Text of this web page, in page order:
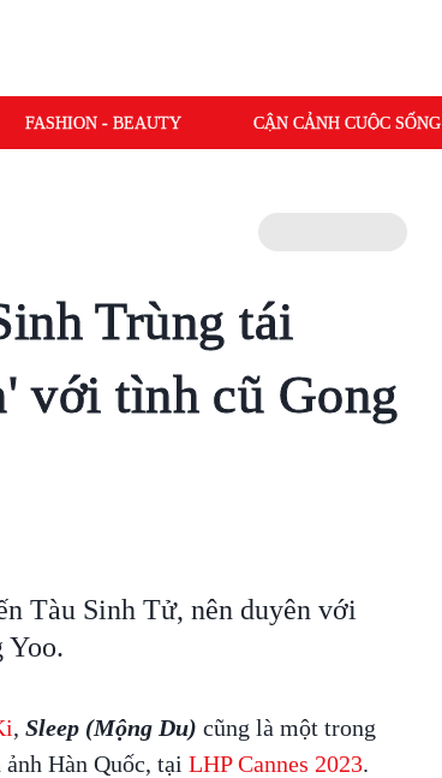
FASHION - BEAUTY CẬN CẢNH CUỘC SỐNG
Trùng tái
với tình cũ Gong
Tàu Sinh Tử, nên duyên với
Yoo.
, Sleep (Mộng Du) cũng là một trong
Hàn Quốc, tại LHP Cannes 2023.